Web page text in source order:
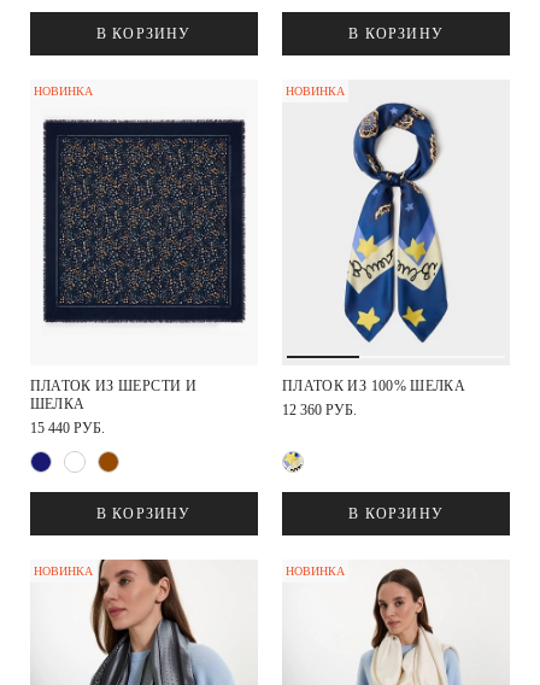
В КОРЗИНУ В КОРЗИНУ
НОВИНКА
ПЛАТОК ИЗ ШЕРСТИ И
ШЕЛКА
15 440 РУБ.
В КОРЗИНУ
НОВИНКА
ПЛАТОК ИЗ 100% ШЕЛКА
12 360 РУБ.
В КОРЗИНУ
НОВИНКА НОВИНКА